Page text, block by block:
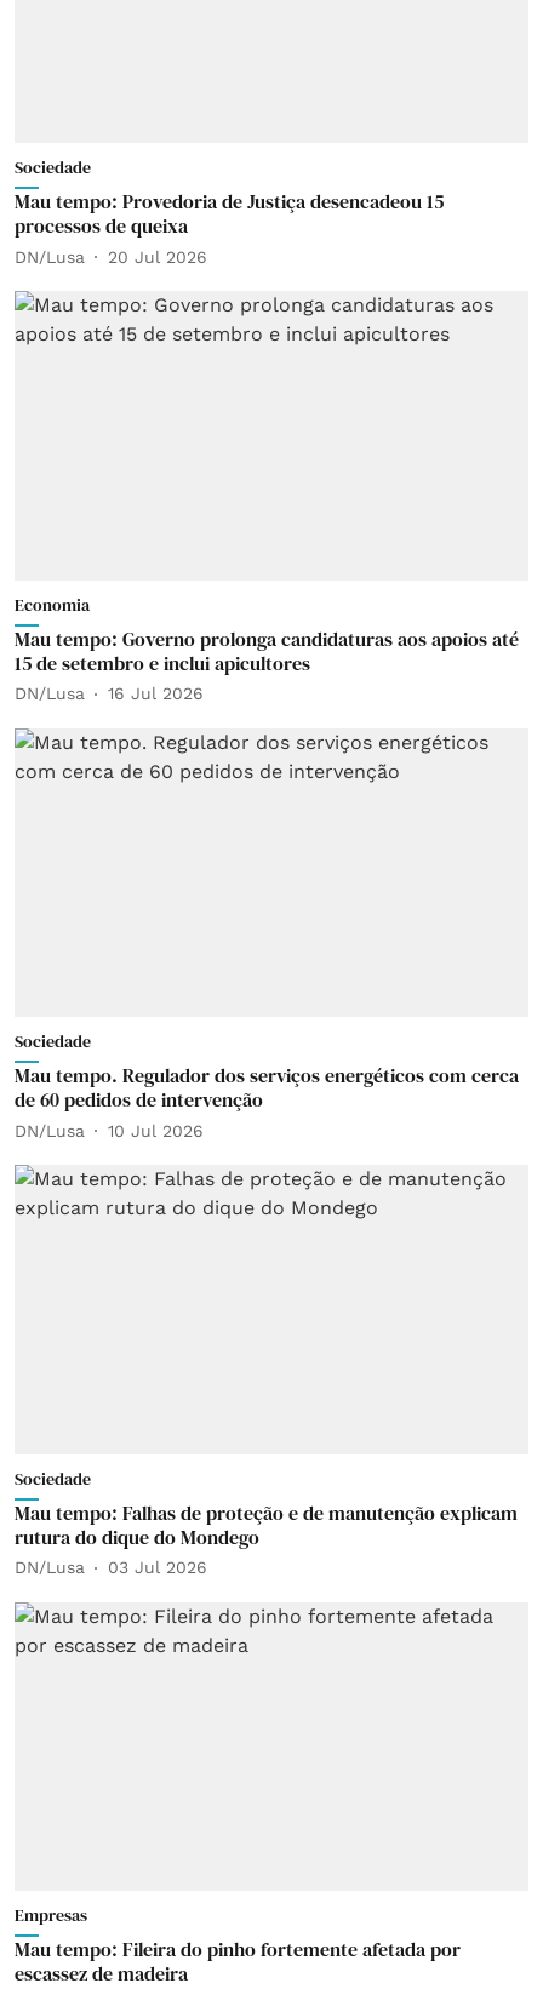
Sociedade
Mau tempo: Provedoria de Justiça desencadeou 15
processos de queixa
DN/Lusa 20 Jul 2026
Economia
Mau tempo: Governo prolonga candidaturas aos apoios até
15 de setembro e inclui apicultores
DN/Lusa 16 Jul 2026
Sociedade
Mau tempo. Regulador dos serviços energéticos com cerca
de 60 pedidos de intervenção
DN/Lusa 10 Jul 2026
Sociedade
Mau tempo: Falhas de proteção e de manutenção explicam
rutura do dique do Mondego
DN/Lusa 03 Jul 2026
Empresas
Mau tempo: Fileira do pinho fortemente afetada por
escassez de madeira